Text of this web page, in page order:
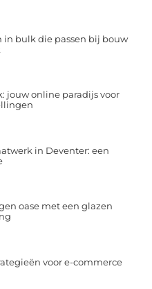
in bulk die passen bij bouw
jouw online paradijs voor
in Deventer: een
oase met een glazen
voor e-commerce